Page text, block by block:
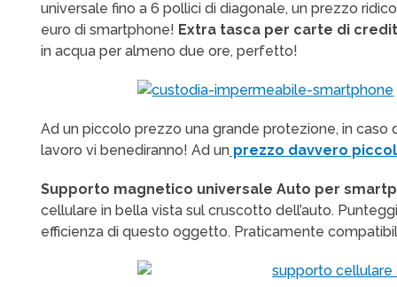
universale fino a 6 pollici di diagonale, un prezzo
euro di smartphone! Extra tasca per carte di
in acqua per almeno due ore, perfetto!
Ad un piccolo prezzo una grande protezione, in
lavoro vi benediranno! Ad un prezzo davvero
Supporto magnetico universale Auto per
cellulare in bella vista sul cruscotto dell’auto.
efficienza di questo oggetto. Praticamente